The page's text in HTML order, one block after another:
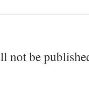
not be